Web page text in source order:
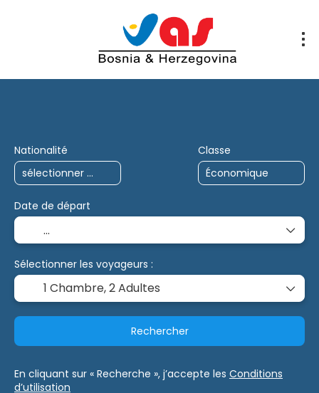
Nationalité Classe
Date de départ
Sélectionner les voyageurs :
1 Chambre,2 Adultes
Rechercher
En cliquant sur « Recherche », j’accepte les Conditions
d’utilisation